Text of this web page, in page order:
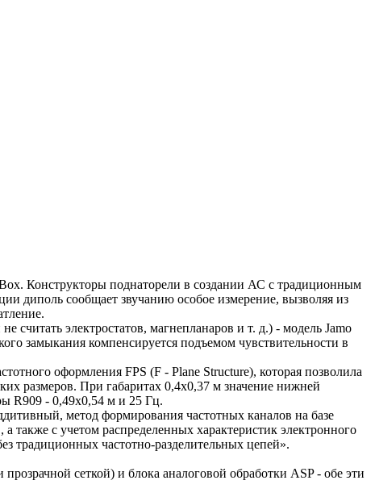
Конструкторы поднаторели в создании АС с традиционным
диполь сообщает звучанию особое измерение, вызволяя из
электростатов, магнепланаров и т. д.) - модель Jamo
замыкания компенсируется подъемом чувствительности в
оформления FPS (F - Plane Structure), которая позволила
размеров. При габаритах 0,4х0,37 м значение нижней
R909 - 0,49х0,54 м и 25 Гц.
метод формирования частотных каналов на базе
также с учетом распределенных характеристик электронного
традиционных частотно-разделительных цепей».
сеткой) и блока аналоговой обработки ASP - обе эти